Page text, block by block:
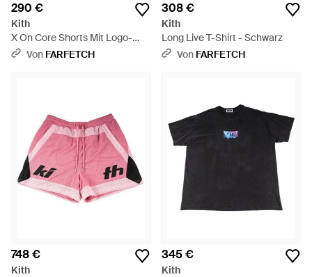
290 €
Kith
X On Core Shorts Mit Logo-
Print - Blau
Von FARFETCH
308 €
Kith
Long Live T-Shirt - Schwarz
Von FARFETCH
748 €
Kith
345 €
Kith